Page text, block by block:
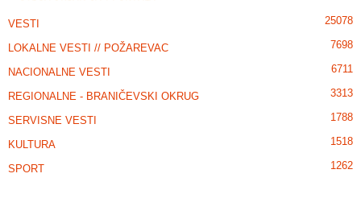
VESTI 25078
LOKALNE VESTI // POŽAREVAC 7698
NACIONALNE VESTI 6711
REGIONALNE - BRANIČEVSKI OKRUG 3313
SERVISNE VESTI 1788
KULTURA 1518
SPORT 1262